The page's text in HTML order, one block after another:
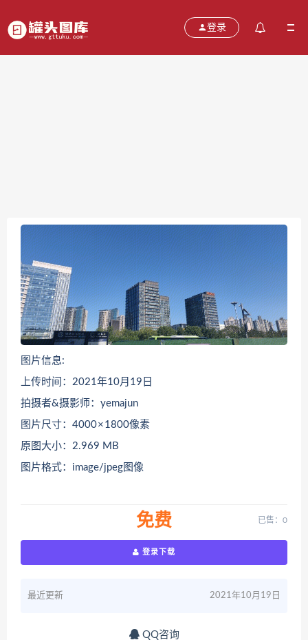
登录
图片信息:
上传时间：2021年10月19日
拍摄者&摄影师：yemajun
图片尺寸：4000 × 1800像素
原图大小：2.969 MB
图片格式：image/jpeg图像
免费 已售：0
登录下载
最近更新 2021年10月19日
QQ咨询